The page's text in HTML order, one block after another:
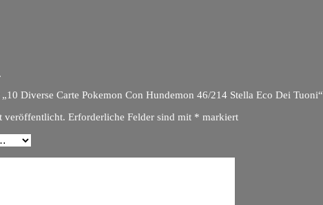
Diverse Carte Pokemon Con Hundemon 46/214 Stella Eco Dei Tuoni“
veröffentlicht. Erforderliche Felder sind mit * markiert